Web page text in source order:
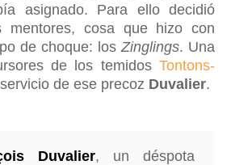
asignado. Para ello decidió
mentores, cosa que hizo con
de choque: los Zinglings. Una
de los temidos Tontons-
de ese precoz Duvalier.
Duvalier, un déspota